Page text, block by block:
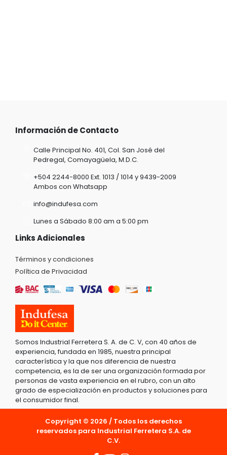
Información de Contacto
Calle Principal No. 401, Col. San José del
Pedregal, Comayagüela, M.D.C.
+504 2244-8000 Ext. 1013 / 1014 y 9439-2009
Ambos con Whatsapp
info@indufesa.com
Lunes a Sábado 8:00 am a 5:00 pm
Links Adicionales
Términos y condiciones
Política de Privacidad
Somos Industrial Ferretera S. A. de C. V, con 40 años de
experiencia, fundada en 1985, nuestra principal
característica y la que nos diferencia de nuestra
competencia, es la de ser una organización formada por
personas de vasta experiencia en el rubro, con un alto
grado de especialización en productos y soluciones para
el consumidor final.
Copyright © 2026 / Todos los derechos
reservados para Industrial Ferretera S.A. de
C.V.